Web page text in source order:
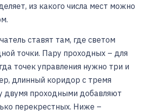
из какого числа мест можно
ставят там, где светом
точки. Пару проходных – для
точек управления нужно три и
длинный коридор с тремя
двумя проходными добавляют
перекрестных. Ниже –